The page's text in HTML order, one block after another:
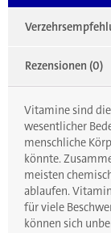
Rezensionen (0)
Vitamine sind
wesentlicher
menschliche
könnte.
meisten
ablaufen.
für viele
können sich